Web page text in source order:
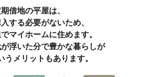
借地の平屋は、
する必要がないため、
マイホームに住めます。
浮いた分で豊かな暮らしが
うメリットもあります。